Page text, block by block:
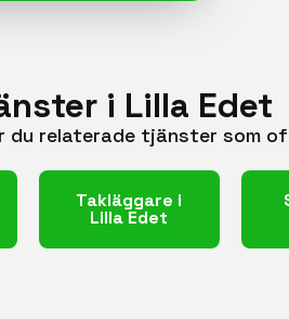
i Lilla Edet
relaterade tjänster som
Takläggare i
Lilla Edet